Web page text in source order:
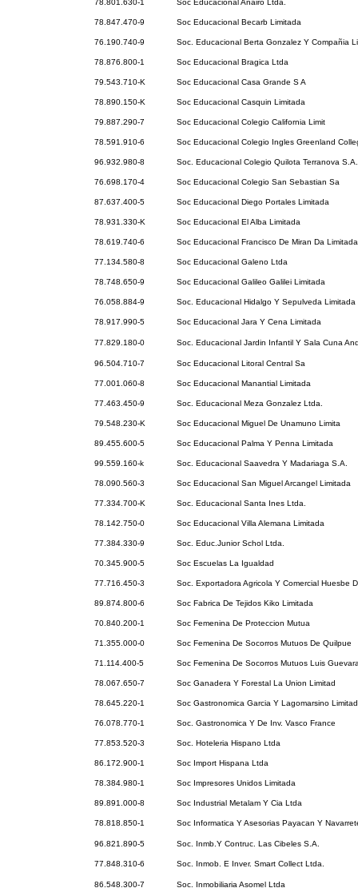
78.801.630-1 Soc Educacional Anairo Ltda.
78.847.470-9 Soc Educacional Becarb Limitada
76.190.740-9 Soc. Educacional Berta Gonzalez Y Compañia
78.876.800-1 Soc Educacional Bragica Ltda
79.543.710-K Soc Educacional Casa Grande S A
78.890.150-K Soc Educacional Casquin Limitada
79.887.290-7 Soc Educacional Colegio California Limit
78.591.910-6 Soc Educacional Colegio Ingles Greenland
96.932.980-8 Soc. Educacional Colegio Quilota Terranova S.A.
76.698.170-4 Soc Educacional Colegio San Sebastian Sa
87.637.400-5 Soc Educacional Diego Portales Limitada
78.931.330-K Soc Educacional El Alba Limitada
78.619.740-6 Soc Educacional Francisco De Miran Da Limitada
77.134.580-8 Soc Educacional Galeno Ltda
78.748.650-9 Soc Educacional Galileo Galilei Limitada
76.058.884-9 Soc. Educacional Hidalgo Y Sepulveda Limitada
78.917.990-5 Soc Educacional Jara Y Cena Limitada
77.829.180-0 Soc. Educacional Jardin Infantil Y Sala Cuna
96.504.710-7 Soc Educacional Litoral Central Sa
77.001.060-8 Soc Educacional Manantial Limitada
77.463.450-9 Soc. Educacional Meza Gonzalez Ltda.
79.548.230-K Soc Educacional Miguel De Unamuno Limita
89.455.600-5 Soc Educacional Palma Y Penna Limitada
99.559.160-k Soc. Educacional Saavedra Y Madariaga S.A.
78.090.560-3 Soc Educacional San Miguel Arcangel Limitada
77.334.700-K Soc. Educacional Santa Ines Ltda.
78.142.750-0 Soc Educacional Villa Alemana Limitada
77.384.330-9 Soc. Educ.Junior Schol Ltda.
70.345.900-5 Soc Escuelas La Igualdad
77.716.450-3 Soc. Exportadora Agricola Y Comercial Huesbe
89.874.800-6 Soc Fabrica De Tejidos Kiko Limitada
70.840.200-1 Soc Femenina De Proteccion Mutua
71.355.000-0 Soc Femenina De Socorros Mutuos De Quilpue
71.114.400-5 Soc Femenina De Socorros Mutuos Luis
78.067.650-7 Soc Ganadera Y Forestal La Union Limitad
78.645.220-1 Soc Gastronomica Garcia Y Lagomarsino
76.078.770-1 Soc. Gastronomica Y De Inv. Vasco France
77.853.520-3 Soc. Hoteleria Hispano Ltda
86.172.900-1 Soc Import Hispana Ltda
78.384.980-1 Soc Impresores Unidos Limitada
89.891.000-8 Soc Industrial Metalam Y Cia Ltda
78.818.850-1 Soc Informatica Y Asesorias Payacan Y
96.821.890-5 Soc. Inmb.Y Contruc. Las Cibeles S.A.
77.848.310-6 Soc. Inmob. E Inver. Smart Collect Ltda.
86.548.300-7 Soc. Inmobiliaria Asomel Ltda